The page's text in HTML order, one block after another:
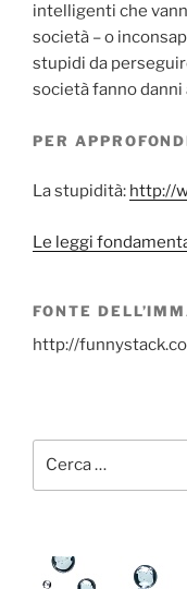
intelligenti che
società – o
stupidi da
società fanno danni
PER
La stupidità: http://
Le leggi
FONTE
http://